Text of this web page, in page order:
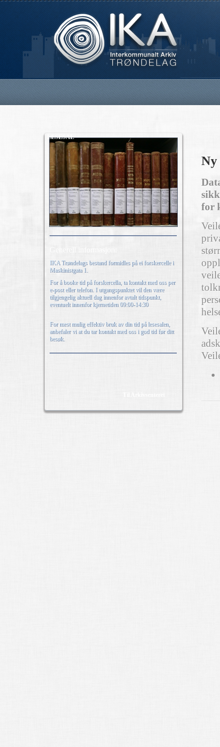
LESESAL
IKA Trøndelags bestand formidles på ei forskercelle i
Maskinistgata 1.
For å booke tid på forskercella, ta kontakt med oss per
e-post eller telefon. I utgangspunktet vil den være
tilgjengelig aktuell dag innenfor avtalt tidspunkt,
eventuelt innenfor kjernetiden 09:00-14:30
For mest mulig effektiv bruk av din tid på lesesalen,
anbefaler vi at du tar kontakt med oss i god tid før ditt
besøk.
Ny
for